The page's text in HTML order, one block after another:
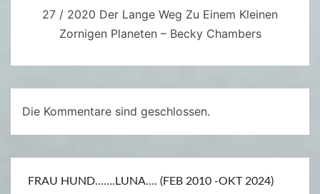
9
2
0
2
0
27 / 2020 Der Lange Weg Zu Einem Kleinen
Zornigen Planeten – Becky Chambers
Die Kommentare sind geschlossen.
FRAU HUND…….LUNA…. (FEB 2010 -OKT 2024)